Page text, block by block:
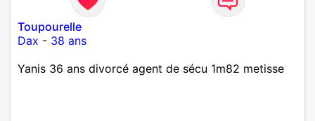
Toupourelle
Dax - 38 ans
Yanis 36 ans divorcé agent de sécu 1m82 metisse